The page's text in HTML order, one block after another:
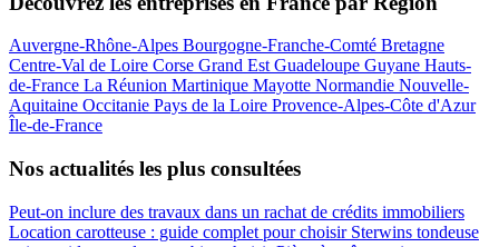
Auvergne-Rhône-Alpes Bourgogne-Franche-Comté Bretagne
Centre-Val de Loire Corse Grand EstGuadeloupe Guyane Hauts-
de-France La Réunion Martinique Mayotte Normandie Nouvelle-
Aquitaine Occitanie Pays de la Loire Provence-Alpes-Côte d'Azur
Île-de-France
Nos actualités les plus consultées
Peut-on inclure des travaux dans un rachat de crédits immobiliers
Location carotteuse : guide complet pour choisir Sterwins tondeuse